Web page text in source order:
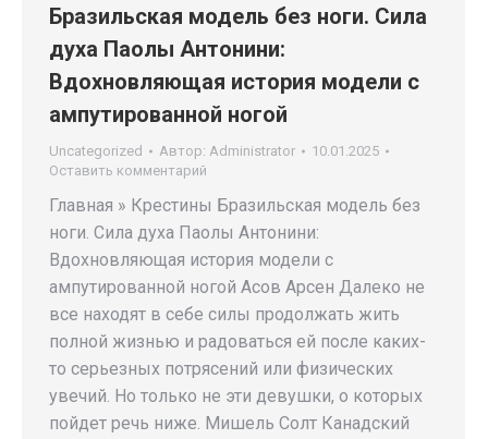
Бразильская модель без ноги. Сила
духа Паолы Антонини:
Вдохновляющая история модели с
ампутированной ногой
Uncategorized Автор: Administrator
10.01.2025
Оставить комментарий
Главная » Крестины Бразильская модель без
ноги. Сила духа Паолы Антонини:
Вдохновляющая история модели с
ампутированной ногой Асов Арсен Далеко не
все находят в себе силы продолжать жить
полной жизнью и радоваться ей после каких-
то серьезных потрясений или физических
увечий. Но только не эти девушки, о которых
пойдет речь ниже. Мишель Солт Канадский